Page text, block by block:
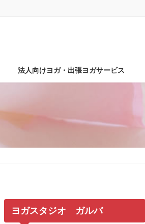
法人向けヨガ・出張ヨガサービス
ヨガスタジオ ガルバ